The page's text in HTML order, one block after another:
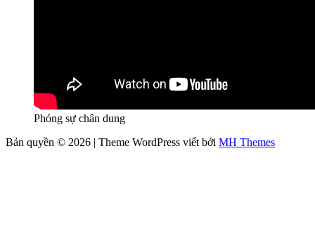
Phóng sự chân dung
Bản quyền © 2026 | Theme WordPress viết bởi MH Themes